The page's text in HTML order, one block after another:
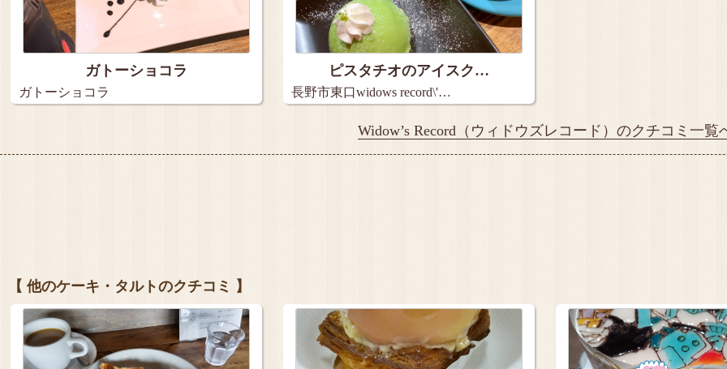
ガトーショコラ
ガトーショコラ
ピスタチオのアイスク…
長野市東口widows record\'…
Widow’s Record（ウィドウズレコード）のクチコミ一覧
【 他のケーキ・タルトのクチコミ 】